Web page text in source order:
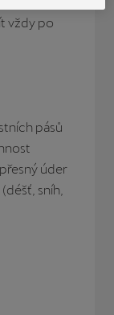
vždy po
pásů
úder
sníh,